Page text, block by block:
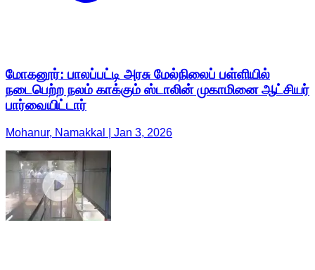
மோகனூர்: பாலப்பட்டி அரசு மேல்நிலைப் பள்ளியில்
நடைபெற்ற நலம் காக்கும் ஸ்டாலின் முகாமினை ஆட்சியர்
பார்வையிட்டார்
Mohanur, Namakkal | Jan 3, 2026